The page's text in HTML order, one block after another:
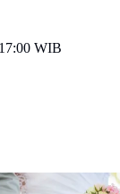
WIB